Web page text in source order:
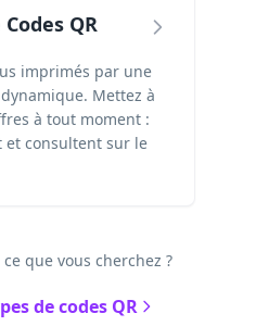
QR
imprimés par une
Mettez à
à tout moment :
et consultent sur le
que vous cherchez ?
de codes QR